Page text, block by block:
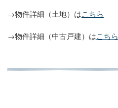
→物件詳細（土地）はこちら
→物件詳細（中古戸建）はこちら